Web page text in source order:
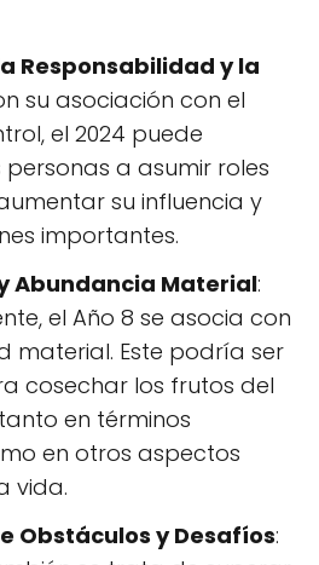
Responsabilidad y la
su asociación con el
el 2024 puede
a asumir roles
su influencia y
importantes.
Abundancia Material:
el Año 8 se asocia con
material. Este podría ser
cosechar los frutos del
en términos
en otros aspectos
vida.
Obstáculos y Desafíos: